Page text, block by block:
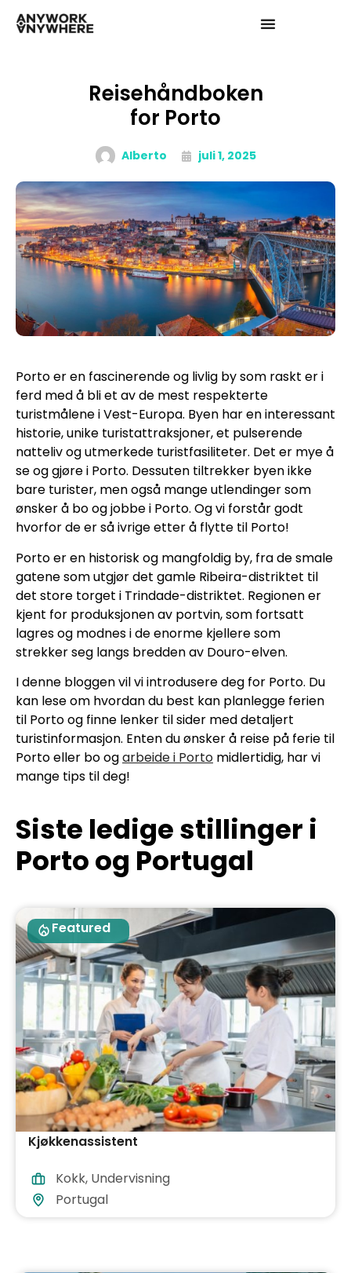
Reisehåndboken
for Porto
Alberto juli 1, 2025
Porto er en fascinerende og livlig by som raskt er i
ferd med å bli et av de mest respekterte
turistmålene i Vest-Europa. Byen har en interessant
historie, unike turistattraksjoner, et pulserende
natteliv og utmerkede turistfasiliteter. Det er mye å
se og gjøre i Porto. Dessuten tiltrekker byen ikke
bare turister, men også mange utlendinger som
ønsker å bo og jobbe i Porto. Og vi forstår godt
hvorfor de er så ivrige etter å flytte til Porto!
Porto er en historisk og mangfoldig by, fra de smale
gatene som utgjør det gamle Ribeira-distriktet til
det store torget i Trindade-distriktet. Regionen er
kjent for produksjonen av portvin, som fortsatt
lagres og modnes i de enorme kjellere som
strekker seg langs bredden av Douro-elven.
I denne bloggen vil vi introdusere deg for Porto. Du
kan lese om hvordan du best kan planlegge ferien
til Porto og finne lenker til sider med detaljert
turistinformasjon. Enten du ønsker å reise på ferie til
Porto eller bo ogarbeide i Porto midlertidig, har vi
mange tips til deg!
Siste ledige stillinger i
Porto og Portugal
Featured
Kjøkkenassistent
Kokk, Undervisning
Portugal